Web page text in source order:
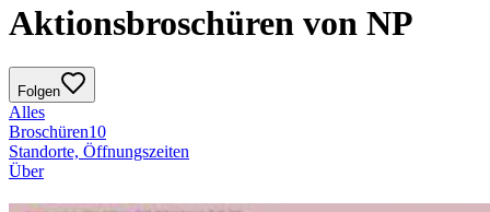
Aktionsbroschüren von NP
Folgen
Alles
Broschüren10
Standorte, Öffnungszeiten
Über